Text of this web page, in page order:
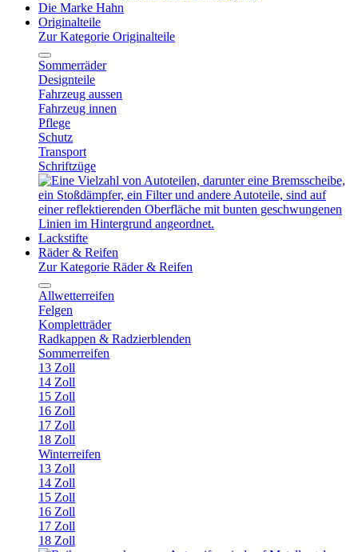
Die Marke Hahn
Originalteile
Zur Kategorie Originalteile
Sommerräder
Designteile
Fahrzeug aussen
Fahrzeug innen
Pflege
Schutz
Transport
Schriftzüge
Lackstifte
Räder & Reifen
Zur Kategorie Räder & Reifen
Allwetterreifen
Felgen
Kompletträder
Radkappen & Radzierblenden
Sommerreifen
13 Zoll
14 Zoll
15 Zoll
16 Zoll
17 Zoll
18 Zoll
Winterreifen
13 Zoll
14 Zoll
15 Zoll
16 Zoll
17 Zoll
18 Zoll